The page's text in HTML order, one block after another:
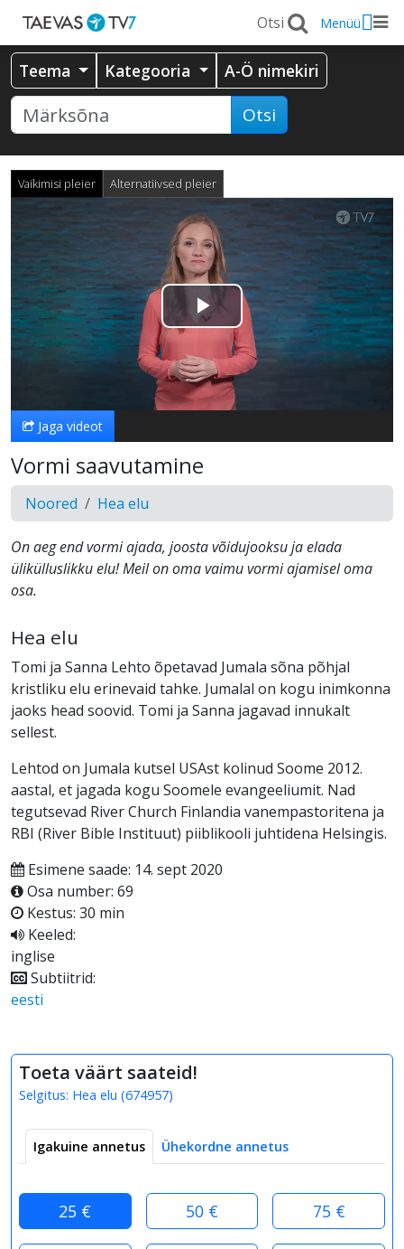
Menüü
Teema Kategooria A-Ö nimekiri
Otsi
Vaikimisi pleier Alternatiivsed pleier
Esita
video
Jaga videot
Vormi saavutamine
Noored Hea elu
On aeg end vormi ajada, joosta võidujooksu ja elada
ülikülluslikku elu! Meil on oma vaimu vormi ajamisel oma
osa.
Hea elu
Tomi ja Sanna Lehto õpetavad Jumala sõna põhjal
kristliku elu erinevaid tahke. Jumalal on kogu inimkonna
jaoks head soovid. Tomi ja Sanna jagavad innukalt
sellest.
Lehtod on Jumala kutsel USAst kolinud Soome 2012.
aastal, et jagada kogu Soomele evangeeliumit. Nad
tegutsevad River Church Finlandia vanempastoritena ja
RBI (River Bible Instituut) piiblikooli juhtidena Helsingis.
Esimene saade: 14. sept 2020
Osa number: 69
Kestus: 30 min
Keeled:
inglise
Subtiitrid:
eesti
Toeta väärt saateid!
Selgitus: Hea elu (674957)
Igakuine annetus Ühekordne annetus
25 € 50 € 75 €